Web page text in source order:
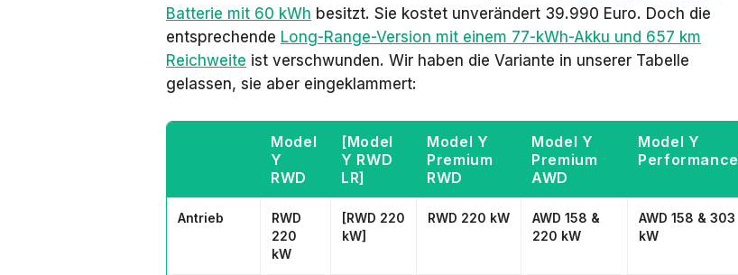
Batterie mit 60 kWh besitzt. Sie kostet unverändert 39.990 Euro. Doch die
entsprechende Long-Range-Version mit einem 77-kWh-Akku und 657 km
Reichweite ist verschwunden. Wir haben die Variante in unserer Tabelle
gelassen, sie aber eingeklammert:
Model
Y
RWD
[Model
Y RWD
LR]
Model Y
Premium
RWD
Model Y
Premium
AWD
Model Y
Performance
Antrieb
RWD
220
kW
[RWD 220
kW]
RWD 220 kW
AWD 158 &
220 kW
AWD 158 & 303
kW